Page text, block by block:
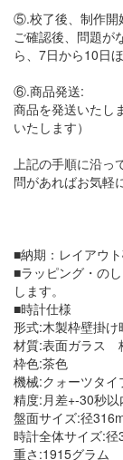
⑤.校了後、制作開
ご確認後、問題が
ら、7日から10日
⑥.商品発送:
商品を発送いたし
いたします）
上記の手順に沿っ
問があればお気軽
■納期：レイアウ
■ラッピング・の
します。
■時計仕様
形式:木製枠壁掛
材質:表面ガラス
枠色:茶色
機械:クォーツタイ
精度:月差+-30秒以
盤面サイズ:径
時計全体サイズ:
重さ:1915グラム